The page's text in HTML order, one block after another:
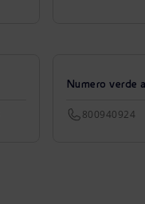
Numero verde
800940924